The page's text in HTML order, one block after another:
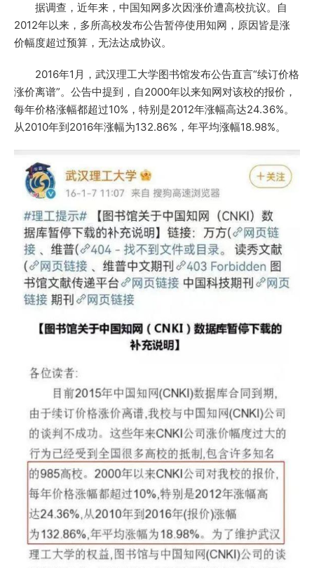
据调查，近年来，中国知网多次因涨价遭高校抗议。自
2012年以来，多所高校发布公告暂停使用知网，原因皆是涨
价幅度超过预算，无法达成协议。
2016年1月，武汉理工大学图书馆发布公告直言“续订价格
涨价离谱”。公告中提到，自2000年以来知网对该校的报价，
每年价格涨幅都超过10%，特别是2012年涨幅高达24.36%。
从2010年到2016年涨幅为132.86%，年平均涨幅18.98%。